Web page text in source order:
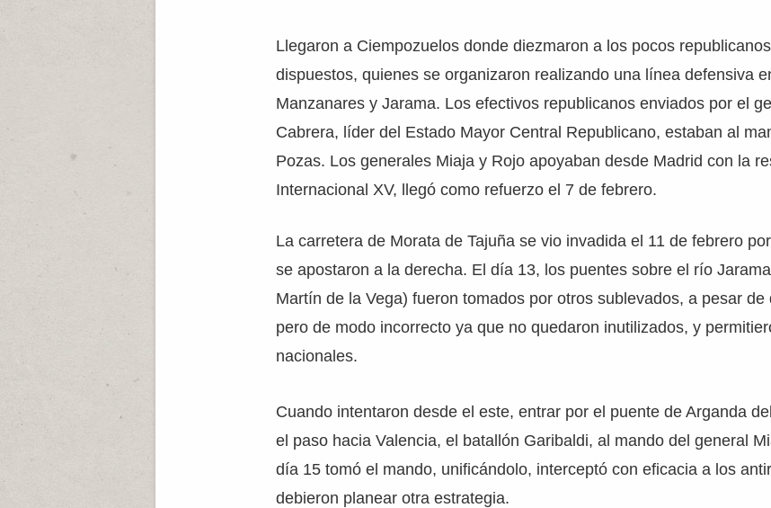
Llegaron a Ciempozuelos donde diezmaron a los pocos
dispuestos, quienes se organizaron realizando una línea defensiva
Manzanares y Jarama. Los efectivos republicanos enviados por el
Cabrera, líder del Estado Mayor Central Republicano, estaban al
Pozas. Los generales Miaja y Rojo apoyaban desde Madrid con la
Internacional XV, llegó como refuerzo el 7 de febrero.
La carretera de Morata de Tajuña se vio invadida el 11 de febrero
se apostaron a la derecha. El día 13, los puentes sobre el río
Martín de la Vega) fueron tomados por otros sublevados, a pesar de
pero de modo incorrecto ya que no quedaron inutilizados, y
nacionales.
Cuando intentaron desde el este, entrar por el puente de Arganda
el paso hacia Valencia, el batallón Garibaldi, al mando del general
día 15 tomó el mando, unificándolo, interceptó con eficacia a los
debieron planear otra estrategia.